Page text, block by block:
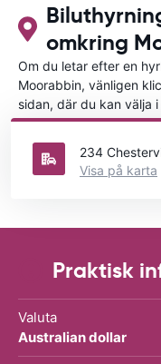
omkring
Om du letar efter en
Moorabbin, vänligen
sidan, där du kan välja
bil.
234
Visa på karta
Praktisk
Valuta
Australian dollar